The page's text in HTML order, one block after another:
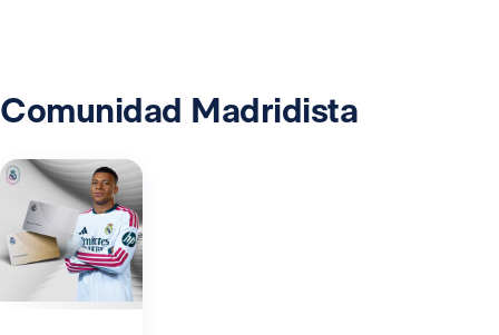
Comunidad Madridista